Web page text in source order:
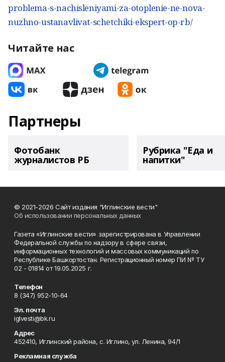
problema-s-nachisleniyami-za-otoplenie-ne-nova-
nuzhno-ustanavlivat-schetchiki-ekspert-op-rb/
Читайте нас
Партнеры
Фотобанк
журналистов РБ
Рубрика "Еда и
напитки"
© 2021-2026 Сайт издания "Иглинские вести"
Об использовании персональных данных
Газета «Иглинские вести» зарегистрирована в Управлении
Федеральной службы по надзору в сфере связи,
информационных технологий и массовых коммуникаций по
Республике Башкортостан. Регистрационный номер ПИ № ТУ
02 - 01814 от 19.05.2025 г.
Телефон
8 (347) 952-10-64
Эл. почта
iglvesti@bk.ru
Адрес
452410, Иглинский района, с. Иглино, ул. Ленина, 94/1
Рекламная служба